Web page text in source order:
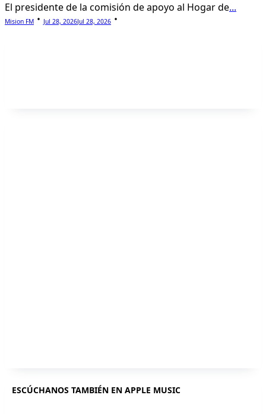
El presidente de la comisión de apoyo al Hogar de...
Mision FM Jul 28, 2026Jul 28, 2026
ESCÚCHANOS TAMBIÉN EN APPLE MUSIC